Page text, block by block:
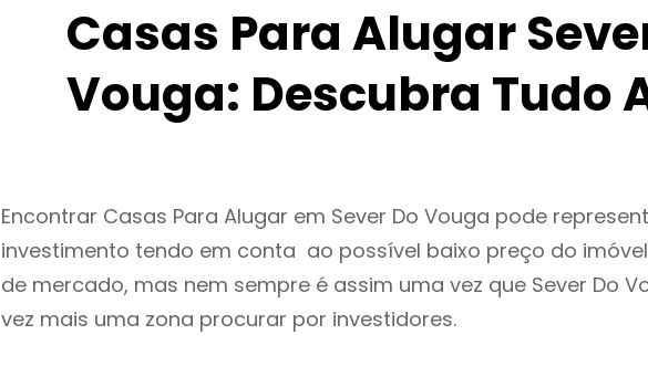
Casas Para Alugar
Vouga: Descubra Tudo
Encontrar Casas Para Alugar em Sever Do Vouga pode
investimento tendo em conta ao possível baixo preço do
de mercado, mas nem sempre é assim uma vez que Sever Do
vez mais uma zona procurar por investidores.